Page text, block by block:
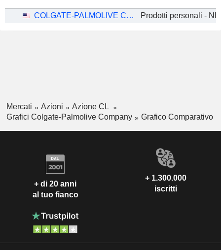
COLGATE-PALMOLIVE COMPANY Prodotti personali -
Mercati Azioni
Azione CL
Grafici Colgate-Palmolive Company
Grafico Comparativo
+ di 20 anni
al tuo fianco
+ 1.300.000
iscritti